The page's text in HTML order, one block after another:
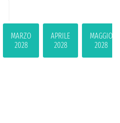
MARZO
2028
APRILE
2028
MAGGIO
2028